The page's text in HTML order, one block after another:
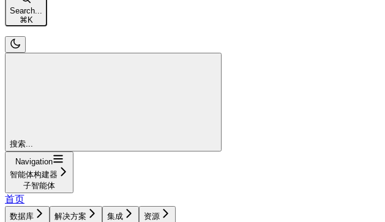
Search...
⌘ K
搜索...
Navigation
智能体构建器
子智能体
首页
数据库 解决方案 集成 资源